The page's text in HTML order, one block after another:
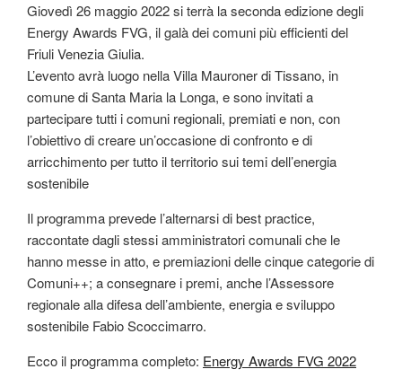
Giovedì 26 maggio 2022 si terrà la seconda edizione degli
Energy Awards FVG, il galà dei comuni più efficienti del
Friuli Venezia Giulia.
L’evento avrà luogo nella Villa Mauroner di Tissano, in
comune di Santa Maria la Longa, e sono invitati a
partecipare tutti i comuni regionali, premiati e non, con
l’obiettivo di creare un’occasione di confronto e di
arricchimento per tutto il territorio sui temi dell’energia
sostenibile
Il programma prevede l’alternarsi di best practice,
raccontate dagli stessi amministratori comunali che le
hanno messe in atto, e premiazioni delle cinque categorie di
Comuni++; a consegnare i premi, anche l’Assessore
regionale alla difesa dell’ambiente, energia e sviluppo
sostenibile Fabio Scoccimarro.
Ecco il programma completo: Energy Awards FVG 2022